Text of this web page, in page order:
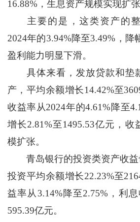
16.88%，生息资产规模实现扩张
主要的是，这类资产的整
2024年的3.94%降至3.49%，降
盈利能力明显下滑。
具体来看，发放贷款和垫
产，平均余额增长14.42%至
收益率从2024年的4.61%降至
增长2.81%至1495.53亿元，
模扩张。
青岛银行的投资类资产收益
投资平均余额增长22.23%至
益率从3.14%降至2.75%，利
595.39亿元。